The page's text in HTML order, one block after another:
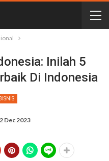
Inilah 5
Di Indonesia
BISNIS
Dec 2023